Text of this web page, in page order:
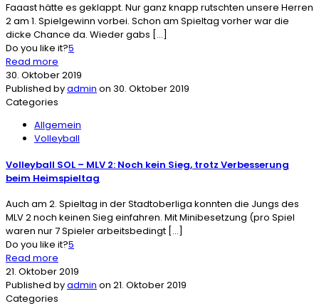
Faaast hätte es geklappt. Nur ganz knapp rutschten unsere Herren
2 am 1. Spielgewinn vorbei. Schon am Spieltag vorher war die
dicke Chance da. Wieder gabs […]
Do you like it?5
Read more
30. Oktober 2019
Published byadmin on 30. Oktober 2019
Categories
Allgemein
Volleyball
Volleyball SOL – MLV 2: Noch kein Sieg, trotz Verbesserung
beim Heimspieltag
Auch am 2. Spieltag in der Stadtoberliga konnten die Jungs des
MLV 2 noch keinen Sieg einfahren. Mit Minibesetzung (pro Spiel
waren nur 7 Spieler arbeitsbedingt […]
Do you like it?5
Read more
21. Oktober 2019
Published byadmin on 21. Oktober 2019
Categories